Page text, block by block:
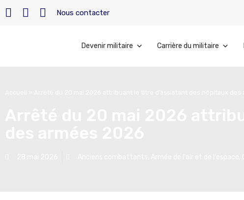
Nous contacter
Devenir militaire Carrière du militaire